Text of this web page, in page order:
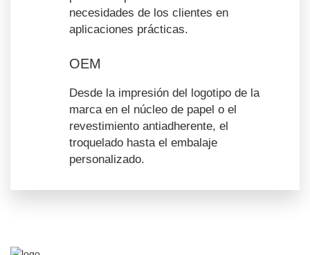
necesidades de los clientes en
aplicaciones prácticas.
OEM
Desde la impresión del logotipo de la
marca en el núcleo de papel o el
revestimiento antiadherente, el
troquelado hasta el embalaje
personalizado.